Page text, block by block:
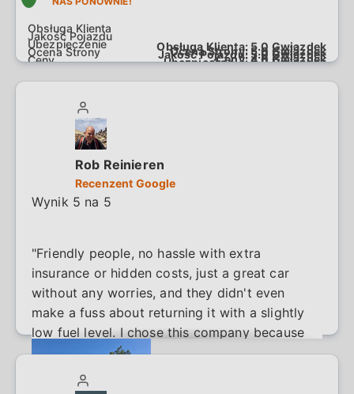
hidden.Returning the vehicle was equally easy
and they took me to the airport from the
rental company.I would recommend them to
anyone and would definitely use them again."
Obsługa Klienta: 5.0 Gwiazdek
Jakość Pojazdu: 5.0 Gwiazdek
Ubezpieczenie:5.0Gwiazdek
Ocena Strony: 5.0 Gwiazdek
Ceny:4.0Gwiazdek
Rob Reinieren
Recenzent Google
Wynik 5 na 5
"Friendly people, no hassle with extra
insurance or hidden costs, just a great car
without any worries, and they didn't even
make a fuss about returning it with a slightly
low fuel level. I chose this company because
of all the positive reviews, and that turned out
to be more than justified. Just be careful if